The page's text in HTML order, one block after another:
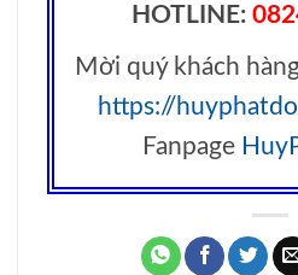
HOTLINE:
Mời quý khách
https://
Fanpage